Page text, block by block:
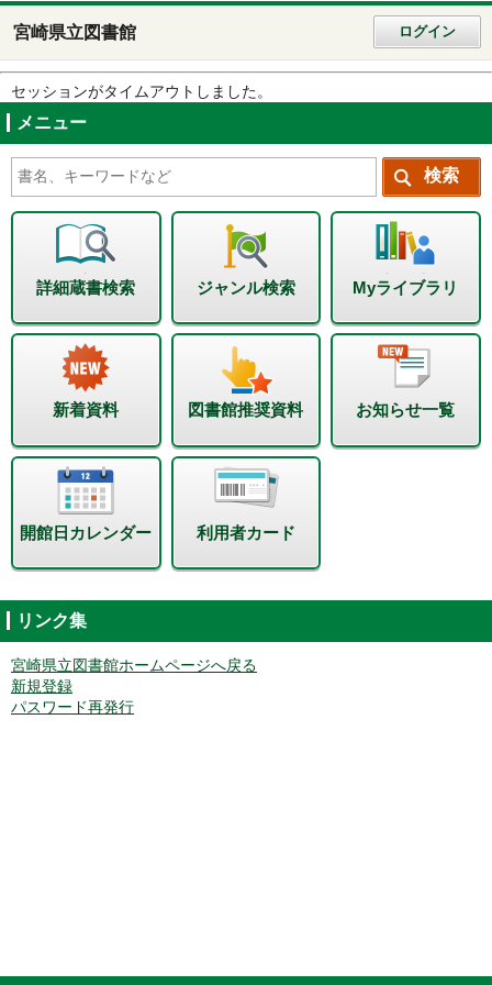
宮崎県立図書館 ログイン
セッションがタイムアウトしました。
メニュー
詳細蔵書検索 ジャンル検索 Myライブラリ
新着資料 図書館推奨資料 お知らせ一覧
開館日カレンダー 利用者カード
リンク集
宮崎県立図書館ホームページへ戻る
新規登録
パスワード再発行